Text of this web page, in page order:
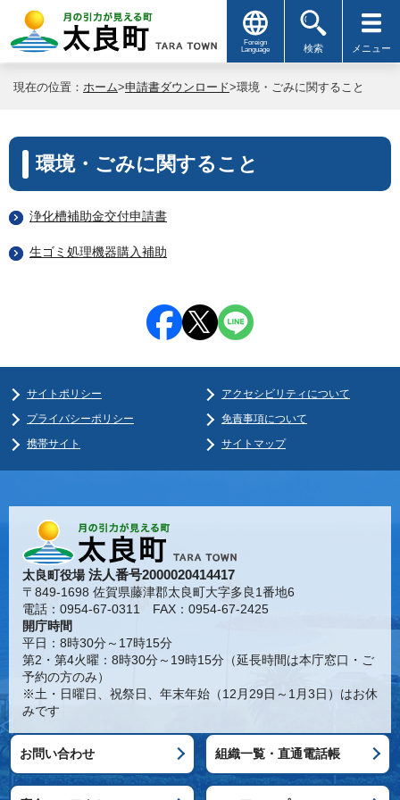
Foreign
Language
検索 メニュー
現在の位置： ホーム>申請書ダウンロード>環境・ごみに関すること
環境・ごみに関すること
浄化槽補助金交付申請書
生ゴミ処理機器購入補助
サイトポリシー
アクセシビリティについて
プライバシーポリシー
免責事項について
携帯サイト
サイトマップ
太良町役場法人番号2000020414417
〒849-1698 佐賀県藤津郡太良町大字多良1番地6
電話：0954-67-0311 FAX：0954-67-2425
開庁時間
平日：8時30分～17時15分
第2・第4火曜：8時30分～19時15分（延長時間は本庁窓口・ご
予約の方のみ）
※土・日曜日、祝祭日、年末年始（12月29日～1月3日）はお休
みです
お問い合わせ 組織一覧・直通電話帳